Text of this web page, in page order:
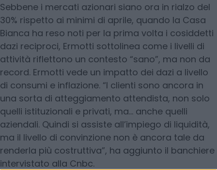
Sebbene i mercati azionari siano ora in rialzo del
30% rispetto ai minimi di aprile, quando la Casa
Bianca ha reso noti per la prima volta i cosiddetti
dazi reciproci, Ermotti sottolinea come i livelli di
attività riflettono un contesto “sano”, ma non da
record. Ermotti vede un impatto dei dazi a livello
di consumi e inflazione. “I clienti sono ancora in
una sorta di atteggiamento attendista, non solo
quelli istituzionali e privati, ma… anche quelli
aziendali. Quindi si assiste all’impiego di liquidità,
ma il livello di convinzione non è ancora tale da
renderla più costruttiva”, ha aggiunto il banchiere
intervistato alla Cnbc.